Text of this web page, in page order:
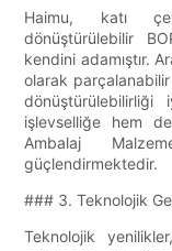
Haimu, katı
dönüştürülebilir
kendini adamıştır.
olarak
dönüştürülebilirliği
işlevselliğe hem
Ambalaj
güçlendirmektedir.
### 3. Teknolojik
Teknolojik